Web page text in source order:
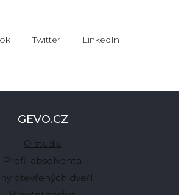
Twitter LinkedIn
GEVO.CZ
O studiu
Profil absolventa
otevřených dveří